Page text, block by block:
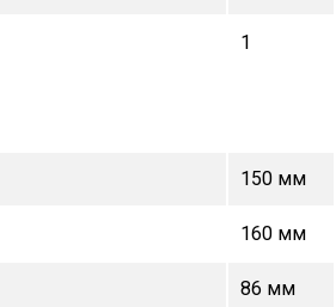
1
150 мм
160 мм
86 мм